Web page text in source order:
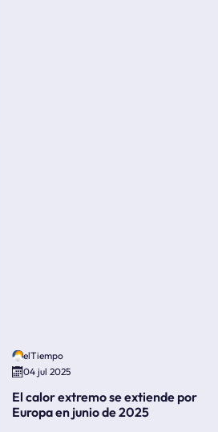
elTiempo
04 jul 2025
El calor extremo se extiende por
Europa en junio de 2025